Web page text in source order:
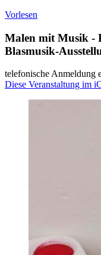
Vorlesen
Malen mit Musik -
Blasmusik-
telefonische Anmeldung
Diese Veranstaltung im